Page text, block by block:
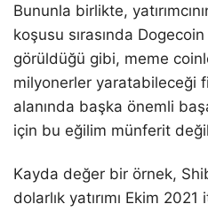
Bununla birlikte,
koşusu sırasında
görüldüğü gibi, meme
milyonerler yaratabileceği
alanında başka önemli
için bu eğilim münferit
Kayda değer bir örnek,
dolarlık yatırımı Ekim 2021